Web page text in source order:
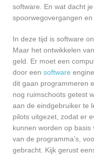
software. En wat dacht
spoorwegovergangen
In deze tijd is software
Maar het ontwikkelen
geld. Er moet een
door een software
dit gaan programmeren
nog ruimschoots getest
aan de eindgebruiker te
pilots uitgezet, zodat er
kunnen worden op
van de programma’s,
gebracht. Kijk gerust